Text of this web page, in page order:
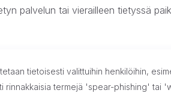
palvelun tai vierailleen tietyssä
tietoisesti valittuihin henkilöihin,
rinnakkaisia termejä 'spear-phishing' tai